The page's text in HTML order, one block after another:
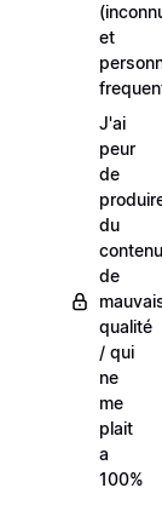
et
J'ai
peur
de
du
contenu
de
qualité
/ qui
ne
me
plait
a
100%